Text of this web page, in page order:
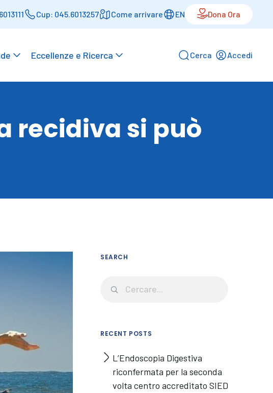
Cup: 045.6013257 Come arrivare EN Dona Ora
Eccellenze e Ricerca Cerca Accedi
recidiva si può
SEARCH
RECENT POSTS
L’Endoscopia Digestiva
riconfermata per la seconda
volta centro accreditato SIED